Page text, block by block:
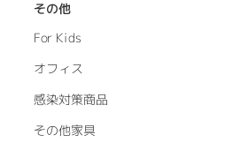
その他
For Kids
オフィス
感染対策商品
その他家具